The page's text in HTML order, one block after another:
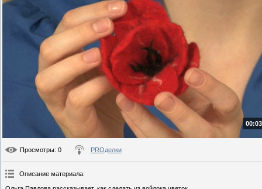
Просмотры: 0 PROделки
Описание материала: